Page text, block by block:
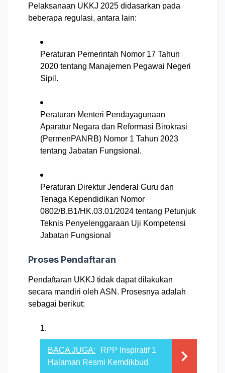
Pelaksanaan UKKJ 2025 didasarkan pada
beberapa regulasi, antara lain:
Peraturan Pemerintah Nomor 17 Tahun
2020 tentang Manajemen Pegawai Negeri
Sipil.
Peraturan Menteri Pendayagunaan
Aparatur Negara dan Reformasi Birokrasi
(PermenPANRB) Nomor 1 Tahun 2023
tentang Jabatan Fungsional.
Peraturan Direktur Jenderal Guru dan
Tenaga Kependidikan Nomor
0802/B.B1/HK.03.01/2024 tentang Petunjuk
Teknis Penyelenggaraan Uji Kompetensi
Jabatan Fungsional
Proses Pendaftaran
Pendaftaran UKKJ tidak dapat dilakukan
secara mandiri oleh ASN. Prosesnya adalah
sebagai berikut:
BACA JUGA:
RPP Inspiratif 1
Halaman Resmi Kemdikbud